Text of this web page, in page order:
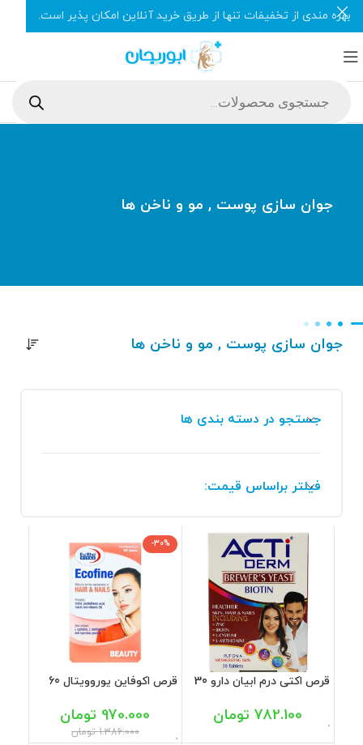
جوان سازی پوست , مو و ناخن ها
جوان سازی پوست , مو و ناخن ها
جستجو در دسته بندی ها
فیلتر براساس قیمت:
قرص اکتی درم ابیان دارو 30
782.100 تومان
-30%
قرص اکوفاین یوروویتال 60
1.386.000 تومان
970.000 تومان
بهره مندی از تخفیفات تنها از طریق خرید آنلاین امکان پذیر است.